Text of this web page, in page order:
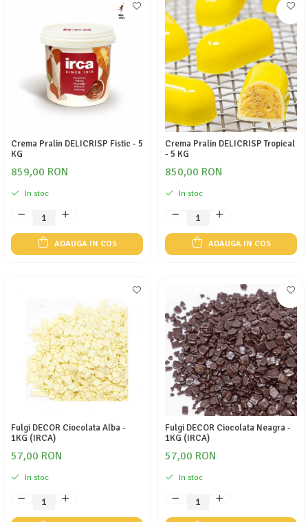
Crema Pralin DELICRISP Fistic - 5
KG
859,00 RON
In stoc
ADAUGA IN COS
Crema Pralin DELICRISP Tropical
- 5 KG
850,00 RON
In stoc
ADAUGA IN COS
Fulgi DECOR Ciocolata Alba -
1KG (IRCA)
57,00 RON
In stoc
Fulgi DECOR Ciocolata Neagra -
1KG (IRCA)
57,00 RON
In stoc